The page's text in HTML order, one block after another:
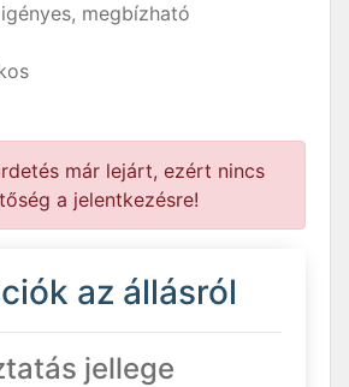
megbízható
már lejárt, ezért nincs
a jelentkezésre!
az állásról
jellege